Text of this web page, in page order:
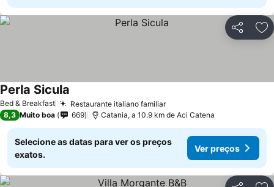
Partilhar
Bed & Breakfast Restaurante italiano familiar
Perla Sicula
8,3 Muito boa 669 Catania, a 10.9 km de Aci Catena
Selecione as datas para ver os preços
exatos.
Ver preços